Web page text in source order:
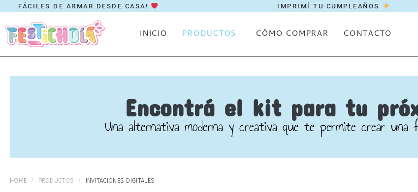
DE ARMAR DESDE CASA! IMPRIMÍ TU CUMPLEAÑOS
INICIO PRODUCTOS CÓMO COMPRAR CONTACTO
Encontrá el kit para tu
Una alternativa moderna y creativa que te permite crear una
HOME PRODUCTOS INVITACIONES DIGITALES